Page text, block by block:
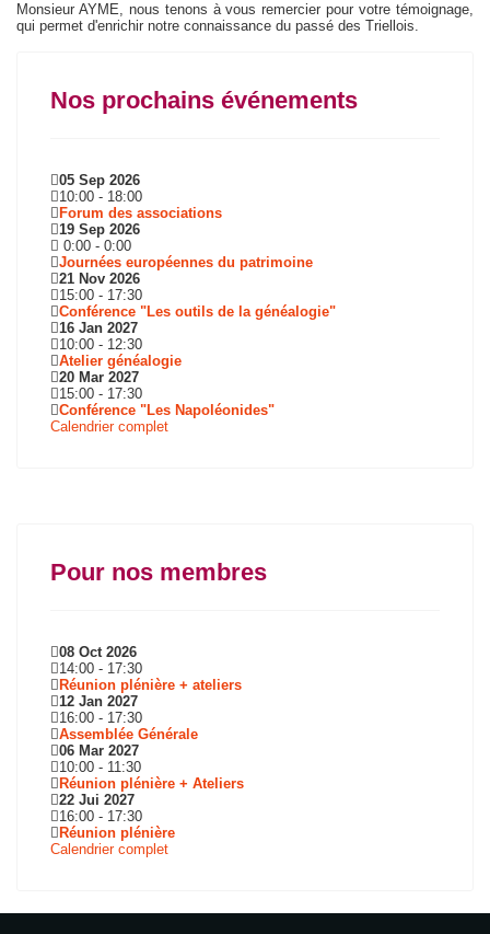
Monsieur AYME, nous tenons à vous remercier pour votre témoignage,
qui permet d'enrichir notre connaissance du passé des Triellois.
Nos prochains événements
05 Sep 2026
10:00 - 18:00
Forum des associations
19 Sep 2026
0:00 - 0:00
Journées européennes du patrimoine
21 Nov 2026
15:00 - 17:30
Conférence "Les outils de la généalogie"
16 Jan 2027
10:00 - 12:30
Atelier généalogie
20 Mar 2027
15:00 - 17:30
Conférence "Les Napoléonides"
Calendrier complet
Pour nos membres
08 Oct 2026
14:00 - 17:30
Réunion plénière + ateliers
12 Jan 2027
16:00 - 17:30
Assemblée Générale
06 Mar 2027
10:00 - 11:30
Réunion plénière + Ateliers
22 Jui 2027
16:00 - 17:30
Réunion plénière
Calendrier complet